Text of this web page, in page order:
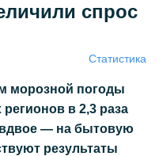
спрос
Статистика
морозной погоды
в 2,3 раза
вдвое — на бытовую
результаты